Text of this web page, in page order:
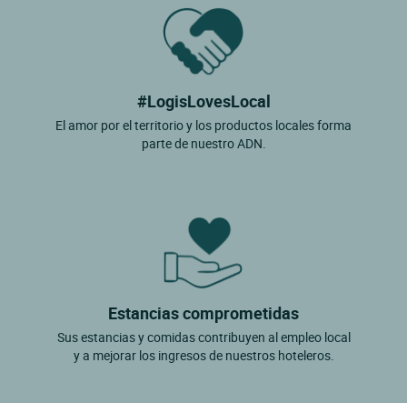
#LogisLovesLocal
El amor por el territorio y los productos locales forma
parte de nuestro ADN.
Estancias comprometidas
Sus estancias y comidas contribuyen al empleo local
y a mejorar los ingresos de nuestros hoteleros.